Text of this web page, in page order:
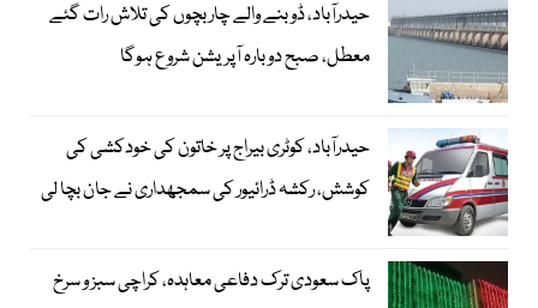
حیدرآباد، ڈوبنے والے چار بچوں کی تلاش رات گئے
معطل، صبح دوبارہ آپریشن شروع ہوگا
حیدرآباد، کوٹری بیراج پر خاتون کی خودکشی کی
کوشش، رکشہ ڈرائیور کی سمجھداری نے جان بچا لی
پاک سعودی ترک دفاعی معاہدہ، کراچی سبز و سرخ